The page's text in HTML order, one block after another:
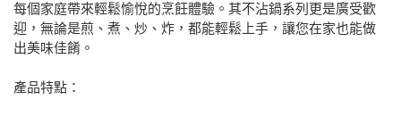
每個家庭帶來輕鬆愉悅的烹飪體驗。其不沾鍋系列更是廣受歡
迎，無論是煎、煮、炒、炸，都能輕鬆上手，讓您在家也能做
出美味佳餚。
產品特點：